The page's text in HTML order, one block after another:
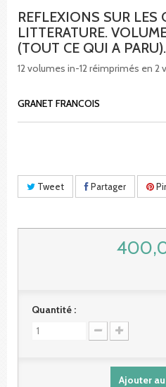
REFLEXIONS SUR LES
LITTERATURE.
(TOUT CE QUI A PARU).
12 volumes in-12 réimprimés en 2
GRANET FRANCOIS
Tweet Partager
Quantité :
Ajouter